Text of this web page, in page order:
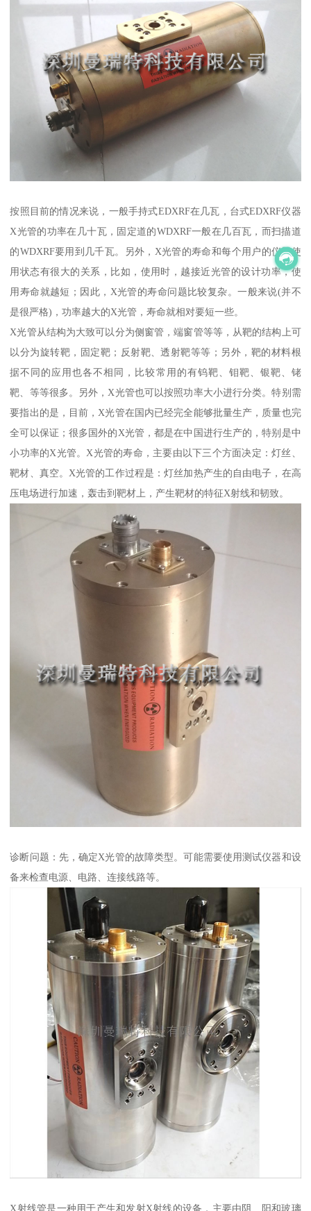
按照目前的情况来说，一般手持式EDXRF在几瓦，台式EDXRF仪器
X光管的功率在几十瓦，固定道的WDXRF一般在几百瓦，而扫描道
的WDXRF要用到几千瓦。另外，X光管的寿命和每个用户的仪器使
用状态有很大的关系，比如，使用时，越接近光管的设计功率，使
用寿命就越短；因此，X光管的寿命问题比较复杂。一般来说(并不
是很严格)，功率越大的X光管，寿命就相对要短一些。
X光管从结构为大致可以分为侧窗管，端窗管等等，从靶的结构上可
以分为旋转靶，固定靶；反射靶、透射靶等等；另外，靶的材料根
据不同的应用也各不相同，比较常用的有钨靶、钼靶、银靶、铑
靶、等等很多。另外，X光管也可以按照功率大小进行分类。特别需
要指出的是，目前，X光管在国内已经完全能够批量生产，质量也完
全可以保证；很多国外的X光管，都是在中国进行生产的，特别是中
小功率的X光管。X光管的寿命，主要由以下三个方面决定：灯丝、
靶材、真空。X光管的工作过程是：灯丝加热产生的自由电子，在高
压电场进行加速，轰击到靶材上，产生靶材的特征X射线和韧致。
诊断问题：先，确定X光管的故障类型。可能需要使用测试仪器和设
备来检查电源、电路、连接线路等。
X射线管是一种用于产生和发射X射线的设备，主要由阴、阳和玻璃